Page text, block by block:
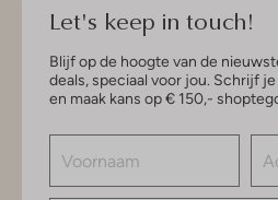
Let's keep in touch!
Blijf op de hoogte van de
deals, speciaal voor jou. Schrijf
en maak kans op € 150,-